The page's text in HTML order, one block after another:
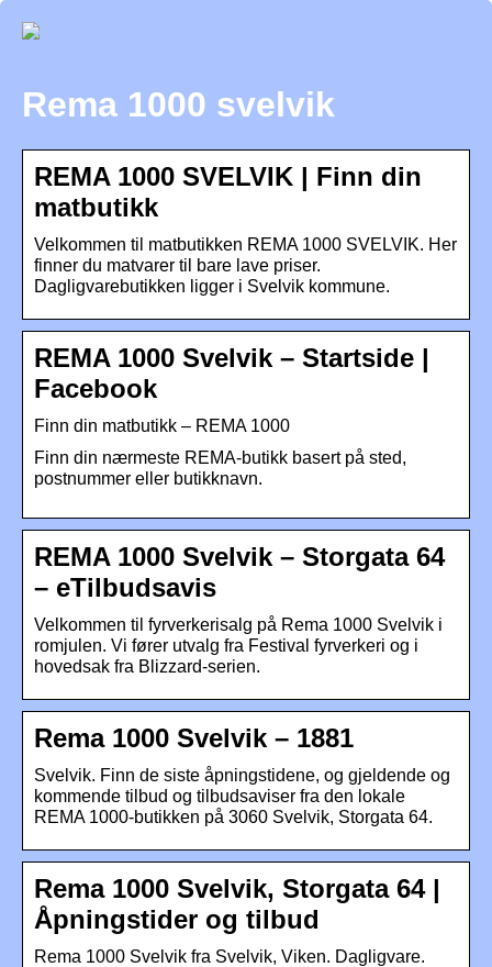
Rema 1000 svelvik
REMA 1000 SVELVIK | Finn din
matbutikk
Velkommen til matbutikken REMA 1000 SVELVIK. Her
finner du matvarer til bare lave priser.
Dagligvarebutikken ligger i Svelvik kommune.
REMA 1000 Svelvik – Startside |
Facebook
Finn din matbutikk – REMA 1000
Finn din nærmeste REMA-butikk basert på sted,
postnummer eller butikknavn.
REMA 1000 Svelvik – Storgata 64
– eTilbudsavis
Velkommen til fyrverkerisalg på Rema 1000 Svelvik i
romjulen. Vi fører utvalg fra Festival fyrverkeri og i
hovedsak fra Blizzard-serien.
Rema 1000 Svelvik – 1881
Svelvik. Finn de siste åpningstidene, og gjeldende og
kommende tilbud og tilbudsaviser fra den lokale
REMA 1000-butikken på 3060 Svelvik, Storgata 64.
Rema 1000 Svelvik, Storgata 64 |
Åpningstider og tilbud
Rema 1000 Svelvik fra Svelvik, Viken. Dagligvare.